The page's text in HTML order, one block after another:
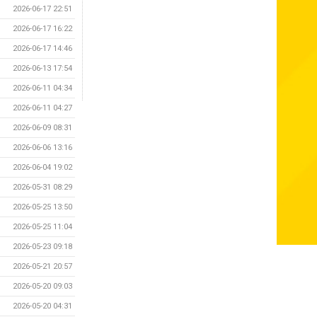
2026-06-17 22:51
2026-06-17 16:22
2026-06-17 14:46
2026-06-13 17:54
2026-06-11 04:34
2026-06-11 04:27
2026-06-09 08:31
2026-06-06 13:16
2026-06-04 19:02
2026-05-31 08:29
2026-05-25 13:50
2026-05-25 11:04
2026-05-23 09:18
2026-05-21 20:57
2026-05-20 09:03
2026-05-20 04:31